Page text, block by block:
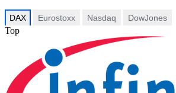
DAX Eurostoxx Nasdaq DowJones
Top